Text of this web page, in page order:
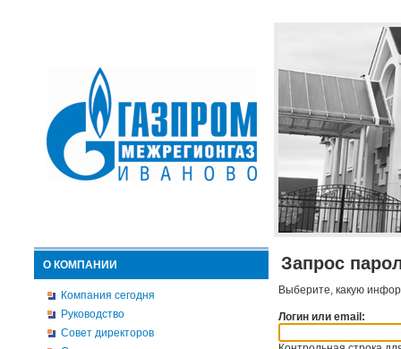
О КОМПАНИИ
Компания сегодня
Руководство
Совет директоров
Запрос
Выберите, какую
Логин или email: